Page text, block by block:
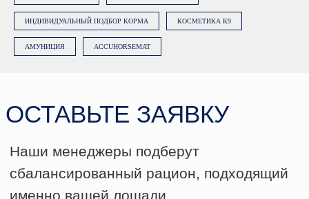
ИНДИВИДУАЛЬНЫЙ ПОДБОР КОРМА КОСМЕТИКА К9
АМУНИЦИЯ ACCUHORSEMAT